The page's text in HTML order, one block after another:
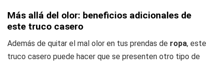
Más allá del olor: beneficios adicionales de
este truco casero
Además de quitar el mal olor en tus prendas de ropa, este
truco casero puede hacer que se presenten otro tipo de